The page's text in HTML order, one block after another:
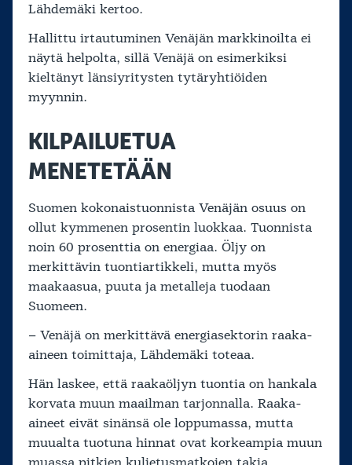
Lähdemäki kertoo.
Hallittu irtautuminen Venäjän markkinoilta ei
näytä helpolta, sillä Venäjä on esimerkiksi
kieltänyt länsiyritysten tytäryhtiöiden
myynnin.
KILPAILUETUA
MENETETÄÄN
Suomen kokonaistuonnista Venäjän osuus on
ollut kymmenen prosentin luokkaa. Tuonnista
noin 60 prosenttia on energiaa. Öljy on
merkittävin tuontiartikkeli, mutta myös
maakaasua, puuta ja metalleja tuodaan
Suomeen.
– Venäjä on merkittävä energiasektorin raaka-
aineen toimittaja, Lähdemäki toteaa.
Hän laskee, että raakaöljyn tuontia on hankala
korvata muun maailman tarjonnalla. Raaka-
aineet eivät sinänsä ole loppumassa, mutta
muualta tuotuna hinnat ovat korkeampia muun